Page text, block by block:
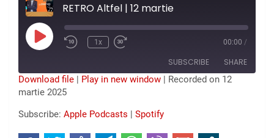
RETRO Altfel | 12 martie
Play
Episode
Rewind
1x
seconds
00:00 /
SUBSCRIBE SHARE
RSS FEED
SHARE
Download file | Play in new window | Recorded on 12
martie 2025
Subscribe: Apple Podcasts | Spotify